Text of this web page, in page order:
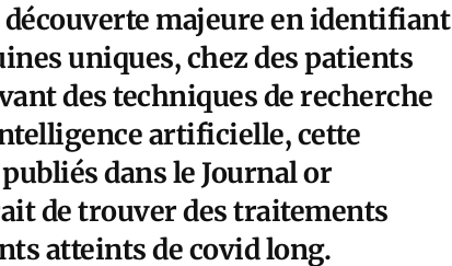
majeure en identifiant
uniques, chez des patients
des techniques de recherche
artificielle, cette
dans le Journal or
de trouver des traitements
atteints de covid long.